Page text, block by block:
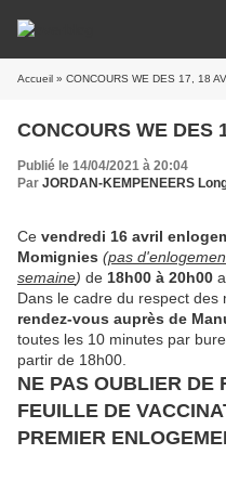
Accueil » CONCOURS WE DES 17, 18
CONCOURS WE DES
Publié le 14/04/2021 à 20:04
Par JORDAN-KEMPENEERS
Ce vendredi 16 avril
Momignies (pas
semaine) de 18h00 à 20h00
Dans le cadre du respect des
rendez-vous auprès de
toutes les 10 minutes par
partir de 18h00.
NE PAS OUBLIER DE
FEUILLE DE
PREMIER